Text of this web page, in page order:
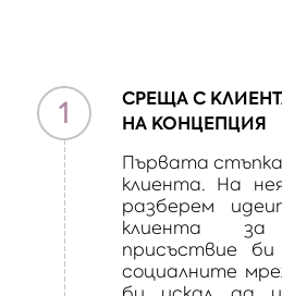
1
СРЕЩА С
НА КОНЦЕПЦИЯ
Първата
клиента. На
разберем
клиента
присъствие
социалните